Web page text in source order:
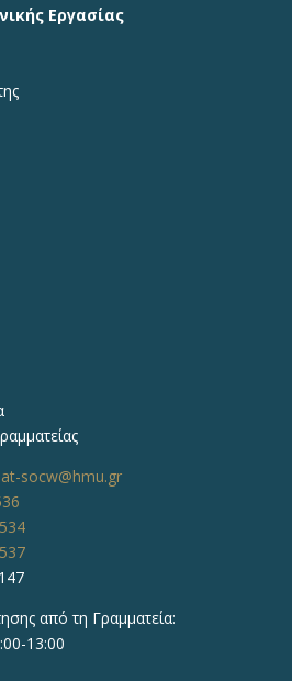
Εργασίας
socw@hmu.gr
από τη Γραμματεία:
13:00